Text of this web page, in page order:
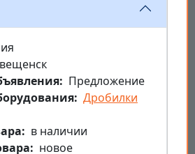
Предложение
Дробилки
в наличии
новое